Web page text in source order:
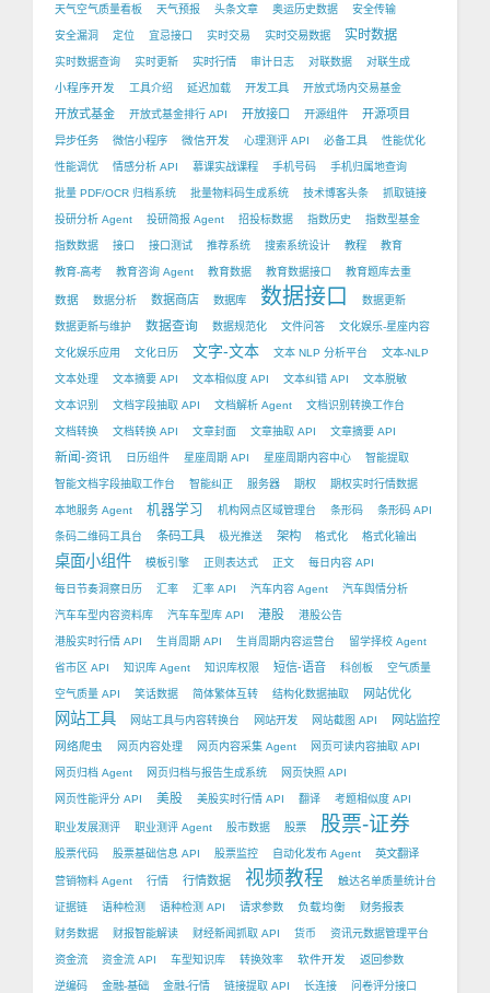
天气空气质量看板 天气预报 头条文章 奥运历史数据 安全传输
安全漏洞 定位 宜忌接口 实时交易 实时交易数据 实时数据
实时数据查询 实时更新 实时行情 审计日志 对联数据 对联生成
小程序开发 工具介绍 延迟加载 开发工具 开放式场内交易基金
开放式基金 开放式基金排行 API 开放接口 开源组件 开源项目
异步任务 微信小程序 微信开发 心理测评 API 必备工具 性能优化
性能调优 情感分析 API 慕课实战课程 手机号码 手机归属地查询
批量 PDF/OCR 归档系统 批量物料码生成系统 技术博客头条 抓取链接
投研分析 Agent 投研简报 Agent 招投标数据 指数历史 指数型基金
指数数据 接口 接口测试 推荐系统 搜索系统设计 教程 教育
教育-高考 教育咨询 Agent 教育数据 教育数据接口 教育题库去重
数据 数据分析 数据商店 数据库 数据接口 数据更新
数据更新与维护 数据查询 数据规范化 文件问答 文化娱乐-星座内容
文化娱乐应用 文化日历 文字-文本 文本 NLP 分析平台 文本-NLP
文本处理 文本摘要 API 文本相似度 API 文本纠错 API 文本脱敏
文本识别 文档字段抽取 API 文档解析 Agent 文档识别转换工作台
文档转换 文档转换 API 文章封面 文章抽取 API 文章摘要 API
新闻-资讯 日历组件 星座周期 API 星座周期内容中心 智能提取
智能文档字段抽取工作台 智能纠正 服务器 期权 期权实时行情数据
本地服务 Agent 机器学习 机构网点区域管理台 条形码 条形码 API
条码二维码工具台 条码工具 极光推送 架构 格式化 格式化输出
桌面小组件 模板引擎 正则表达式 正文 每日内容 API
每日节奏洞察日历 汇率 汇率 API 汽车内容 Agent 汽车舆情分析
汽车车型内容资料库 汽车车型库 API 港股 港股公告
港股实时行情 API 生肖周期 API 生肖周期内容运营台 留学择校 Agent
省市区 API 知识库 Agent 知识库权限 短信-语音 科创板 空气质量
空气质量 API 笑话数据 简体繁体互转 结构化数据抽取 网站优化
网站工具 网站工具与内容转换台 网站开发 网站截图 API
网站监控
网络爬虫
网页内容处理 网页内容采集 Agent 网页可读内容抽取 API
网页归档 Agent 网页归档与报告生成系统 网页快照 API
网页性能评分 API 美股 美股实时行情 API 翻译 考题相似度 API
职业发展测评 职业测评 Agent 股市数据 股票 股票-证券
股票代码 股票基础信息 API 股票监控 自动化发布 Agent 英文翻译
营销物料 Agent 行情 行情数据 视频教程 触达名单质量统计台
证据链 语种检测 语种检测 API 请求参数 负载均衡 财务报表
财务数据 财报智能解读 财经新闻抓取 API 货币 资讯元数据管理平台
资金流 资金流 API 车型知识库 转换效率 软件开发 返回参数
逆编码 金融-基础 金融-行情 链接提取 API 长连接 问卷评分接口